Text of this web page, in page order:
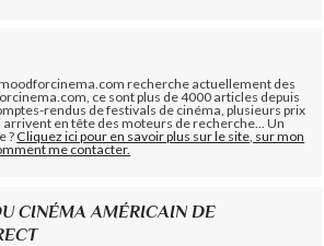
recherche actuellement des
ce sont plus de 4000 articles depuis
rendus de festivals de cinéma, plusieurs prix
en tête des moteurs de recherche... Un
?Cliquez ici pour en savoir plus sur le site, sur mon
me contacter.
CINÉMA AMÉRICAIN DE